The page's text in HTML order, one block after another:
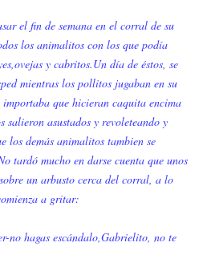
el fin de semana en el corral de su
los animalitos con los que podía
y cabritos.Un día de éstos, se
mientras los pollitos jugaban en su
que hicieran caquita encima
asustados y revoleteando y
los demás animalitos tambien se
tardó mucho en darse cuenta que unos
un arbusto cerca del corral, a lo
a gritar:
no hagas escándalo,Gabrielito, no te